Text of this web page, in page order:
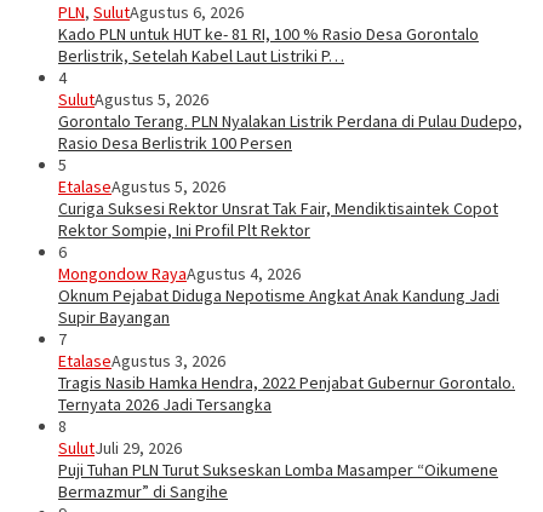
PLN, SulutAgustus 6, 2026
Kado PLN untuk HUT ke- 81 RI, 100 % Rasio Desa Gorontalo
Berlistrik, Setelah Kabel Laut Listriki P…
4
SulutAgustus 5, 2026
Gorontalo Terang. PLN Nyalakan Listrik Perdana di Pulau Dudepo,
Rasio Desa Berlistrik 100 Persen
5
EtalaseAgustus 5, 2026
Curiga Suksesi Rektor Unsrat Tak Fair, Mendiktisaintek Copot
Rektor Sompie, Ini Profil Plt Rektor
6
Mongondow RayaAgustus 4, 2026
Oknum Pejabat Diduga Nepotisme Angkat Anak Kandung Jadi
Supir Bayangan
7
EtalaseAgustus 3, 2026
Tragis Nasib Hamka Hendra, 2022 Penjabat Gubernur Gorontalo.
Ternyata 2026 Jadi Tersangka
8
SulutJuli 29, 2026
Puji Tuhan PLN Turut Sukseskan Lomba Masamper “Oikumene
Bermazmur” di Sangihe